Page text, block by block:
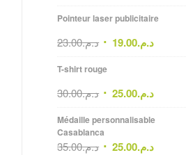
Pointeur laser publicitaire
د.م.23.00 د.م.19.00
T-shirt rouge
د.م.30.00 د.م.25.00
Médaille personnalisable
Casablanca
د.م.35.00 د.م.25.00